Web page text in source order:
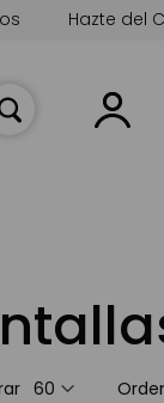
Hazte del